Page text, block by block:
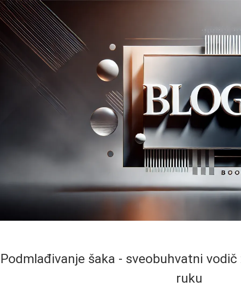
Podmlađivanje šaka - sveobuhvatni
ruku